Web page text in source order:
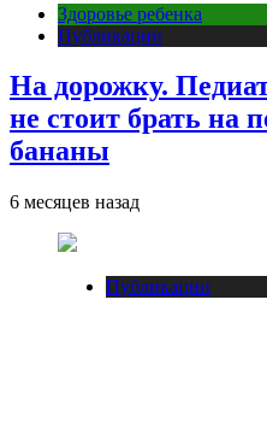
Здоровье ребенка
Публикации
На дорожку.
не стоит брать на
бананы
6 месяцев назад
Публикации